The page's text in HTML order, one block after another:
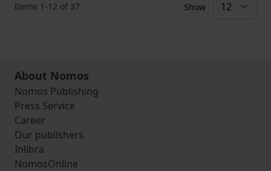
Items 1 -12 of 37 Show
About Nomos
Nomos Publishing
Press Service
Career
Our publishers
Inlibra
NomosOnline